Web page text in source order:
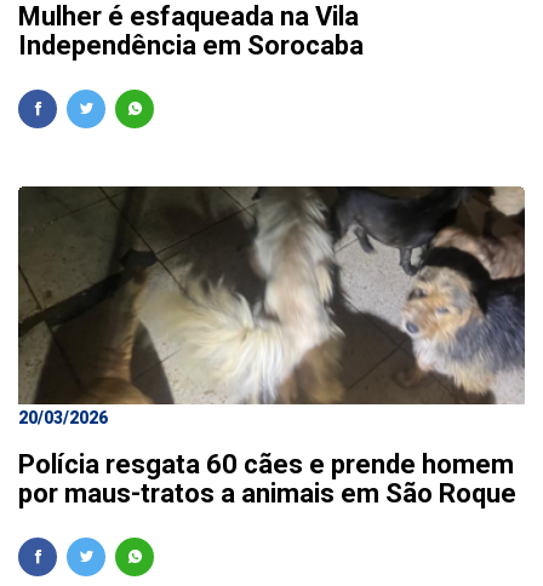
Mulher é esfaqueada na Vila
Independência em Sorocaba
20/03/2026
Polícia resgata 60 cães e prende homem
por maus-tratos a animais em São Roque